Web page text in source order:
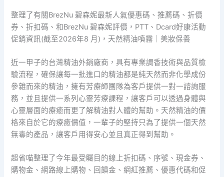
整理了有關BrezNu 碧森妮最新人氣優惠碼、推薦碼、折價
券、折扣碼、和BrezNu 碧森妮評價，PTT、Dcard好康活動
促銷資訊(截至2026年8 月)，天然精油噴霧｜美妝保養
近一甲子的台灣精油外銷廠商，具有專業調香技術與品質檢
驗流程，確保讓每一批進口的精油都是純天然而非化學成份
參雜而來的精油，擁有芳療師團隊為客戶提供一對一諮詢服
務，並且提供一系列心靈芳療課程，讓客戶可以透過身體與
心靈層面的療癒而更了解精油對人體的幫助。天然精油的價
格來自於它的療癒價值，一輩子的堅持只為了提供一個天然
無毒的產品，讓客戶用得安心並且真正得到幫助。
超省喵整理了今年最受矚目的線上折扣碼、序號、現金券、
購物金、網路線上購物、回饋金、網紅推薦、優惠代碼和促